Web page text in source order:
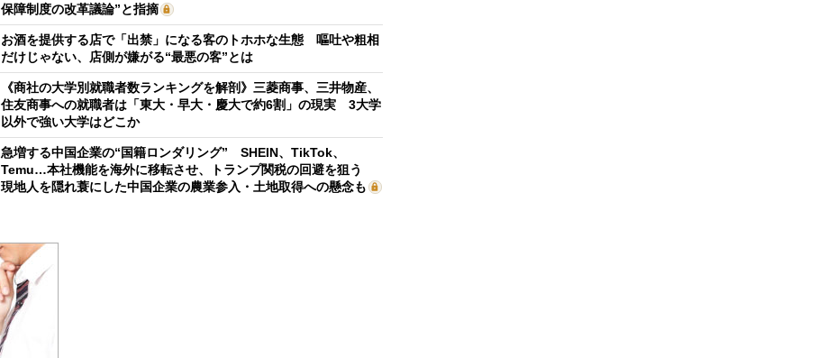
保障制度の改革議論”と指摘
お酒を提供する店で「出禁」になる客のトホホな生態 嘔吐や粗相
だけじゃない、店側が嫌がる“最悪の客”とは
《商社の大学別就職者数ランキングを解剖》三菱商事、三井物産、
住友商事への就職者は「東大・早大・慶大で約6割」の現実 3大学
以外で強い大学はどこか
急増する中国企業の“国籍ロンダリング” SHEIN、TikTok、
Temu…本社機能を海外に移転させ、トランプ関税の回避を狙う
現地人を隠れ蓑にした中国企業の農業参入・土地取得への懸念も